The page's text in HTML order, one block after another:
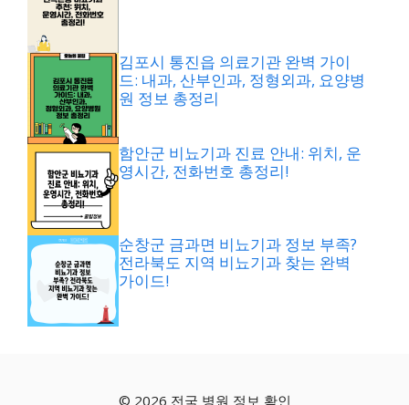
김포시 통진읍 의료기관 완벽 가이
드: 내과, 산부인과, 정형외과, 요양병
원 정보 총정리
함안군 비뇨기과 진료 안내: 위치, 운
영시간, 전화번호 총정리!
순창군 금과면 비뇨기과 정보 부족?
전라북도 지역 비뇨기과 찾는 완벽
가이드!
© 2026 전국 병원 정보 확인